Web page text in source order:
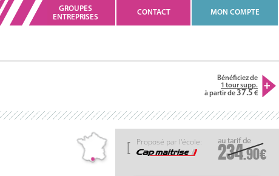
GROUPES
ENTREPRISES
CONTACT MON COMPTE
Bénéficiez de
1 tour supp.
à partir de37.5
234.90
Proposé par l'école: